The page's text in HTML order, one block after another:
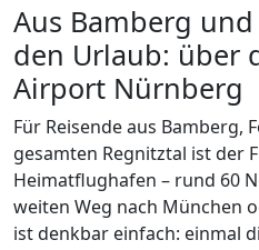
Aus Bamberg
den Urlaub: über
Airport Nürnberg
Für Reisende aus Bamberg,
gesamten Regnitztal ist der
Heimatflughafen – rund 60
weiten Weg nach München
ist denkbar einfach: einmal